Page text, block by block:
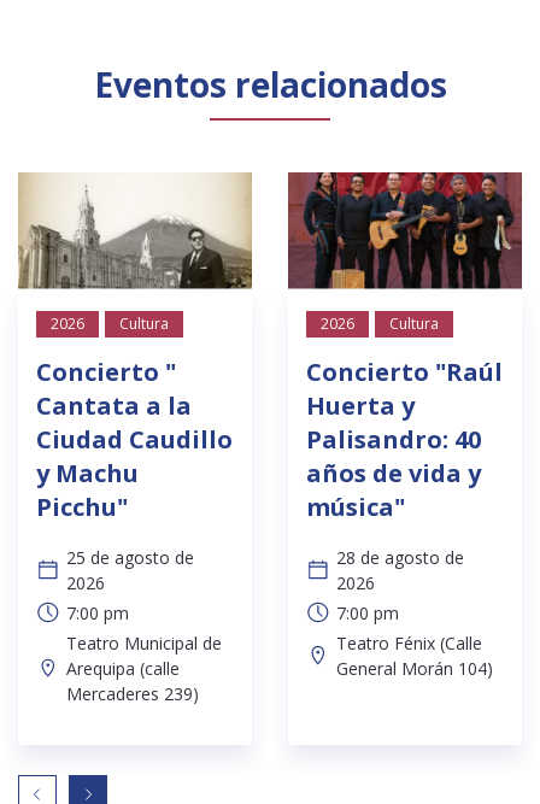
Eventos relacionados
2026 Cultura
Concierto "
Cantata a la
Ciudad Caudillo
y Machu
Picchu"
25 de agosto de
2026
7:00 pm
Teatro Municipal de
Arequipa (calle
Mercaderes 239)
2026 Cultura
Concierto "Raúl
Huerta y
Palisandro: 40
años de vida y
música"
28 de agosto de
2026
7:00 pm
Teatro Fénix (Calle
General Morán 104)